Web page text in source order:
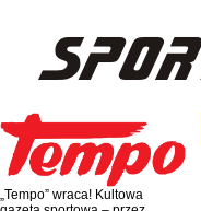
„Tempo” wraca! Kultowa